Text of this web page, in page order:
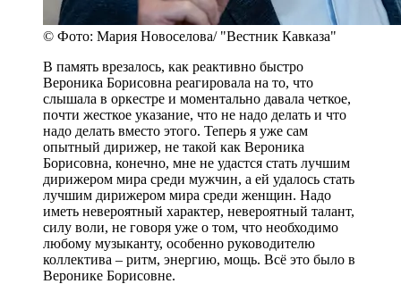
© Фото: Мария Новоселова/ "Вестник Кавказа"
В память врезалось, как реактивно быстро
Вероника Борисовна реагировала на то, что
слышала в оркестре и моментально давала четкое,
почти жесткое указание, что не надо делать и что
надо делать вместо этого. Теперь я уже сам
опытный дирижер, не такой как Вероника
Борисовна, конечно, мне не удастся стать лучшим
дирижером мира среди мужчин, а ей удалось стать
лучшим дирижером мира среди женщин. Надо
иметь невероятный характер, невероятный талант,
силу воли, не говоря уже о том, что необходимо
любому музыканту, особенно руководителю
коллектива – ритм, энергию, мощь. Всё это было в
Веронике Борисовне.